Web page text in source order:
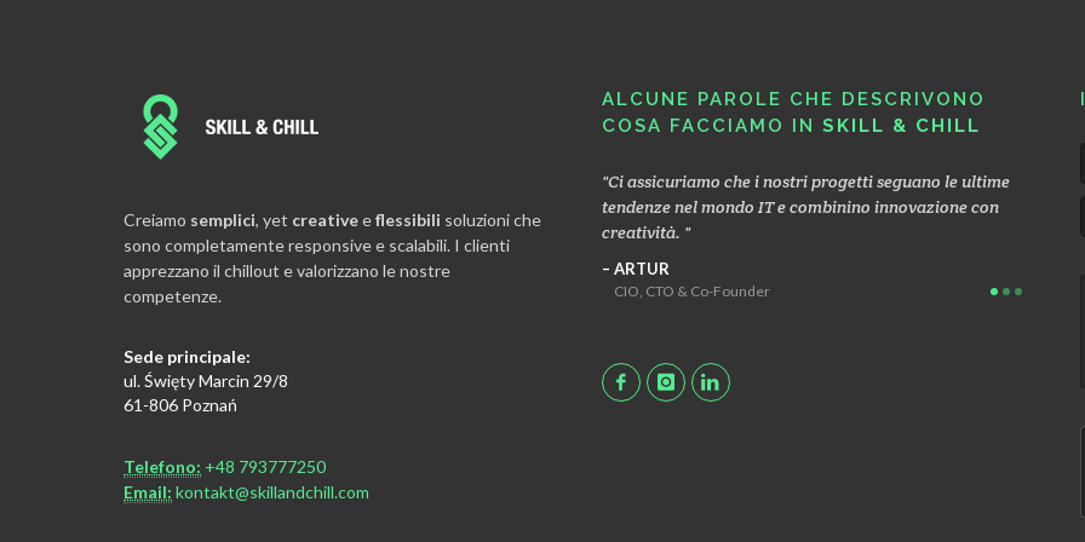
Creiamo semplici, yet creativeeflessibili soluzioni che
sono completamente responsive e scalabili. I clienti
apprezzano il chillout e valorizzano le nostre
competenze.
Sede principale:
ul. Święty Marcin 29/8
61-806 Poznań
Telefono: +48 793777250
Email: kontakt@skillandchill.com
ALCUNE PAROLE CHE DESCRIVONO
COSA FACCIAMO IN SKILL & CHILL
successiva ci porta grande gioia e realizzazione.
ŁUKASZ
CEO, CVO & Co-Founder
Ci assicuriamo che i nostri progetti seguano le ultime
tendenze nel mondo IT e combinino innovazione con
creatività.
ARTUR
CIO, CTO & Co-Founder
Ci